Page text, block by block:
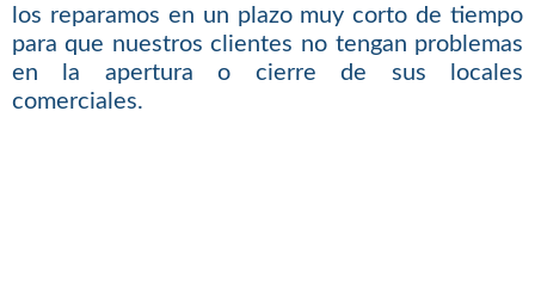
los reparamos en un plazo muy corto de tiempo
para que nuestros clientes no tengan problemas
en la apertura o cierre de sus locales
comerciales.